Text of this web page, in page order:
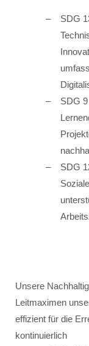
SDG
SDG
SDG
Unsere
Leitmaximen
effizient für die
kontinuierlich